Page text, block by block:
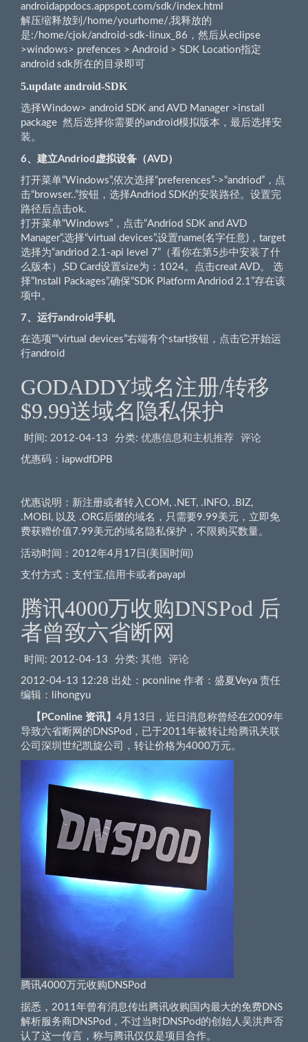
androidappdocs.appspot.com/sdk/index.html
解压缩释放到/home/yourhome/,我释放的
是:/home/cjok/android-sdk-linux_86，然后从eclipse
>windows> prefences > Android > SDK Location指定
android sdk所在的目录即可
5.update android-SDK
选择Window> android SDK and AVD Manager >install
package 然后选择你需要的android模拟版本，最后选择安
装。
6、 建立Andriod虚拟设备（AVD）
打开菜单“Windows”,依次选择“preferences”->“andriod”，点
击“browser..”按钮，选择Andriod SDK的安装路径。设置完
路径后点击ok.
打开菜单“Windows”，点击“Andriod SDK and AVD
Manager”,选择“virtual devices”,设置name(名字任意)，target
选择为“andriod 2.1-api level 7”（看你在第5步中安装了什
么版本）,SD Card设置size为：1024。点击creat AVD。 选
择“Install Packages”,确保“SDK Platform Andriod 2.1”存在该
项中。
7、运行android手机
在选项““virtual devices”右端有个start按钮，点击它开始运
行android
GODADDY域名注册/转移
$9.99送域名隐私保护
时间: 2012-04-13 分类: 优惠信息和主机推荐 评论
优惠码：iapwdfDPB
优惠说明：新注册或者转入COM, .NET, .INFO, .BIZ,
.MOBI, 以及 .ORG后缀的域名，只需要9.99美元，立即免
费获赠价值7.99美元的域名隐私保护，不限购买数量。
活动时间：2012年4月17日(美国时间)
支付方式：支付宝,信用卡或者payapl
腾讯4000万收购DNSPod 后
者曾致六省断网
时间: 2012-04-13 分类: 其他 评论
2012-04-13 12:28 出处：pconline 作者：盛夏Veya 责任
编辑：lihongyu
【PConline 资讯】 4月13日，近日消息称曾经在2009年
导致六省断网的DNSPod，已于2011年被转让给腾讯关联
公司深圳世纪凯旋公司，转让价格为4000万元。
腾讯4000万元收购DNSPod
据悉，2011年曾有消息传出腾讯收购国内最大的免费DNS
解析服务商DNSPod，不过当时DNSPod的创始人吴洪声否
认了这一传言，称与腾讯仅仅是项目合作。